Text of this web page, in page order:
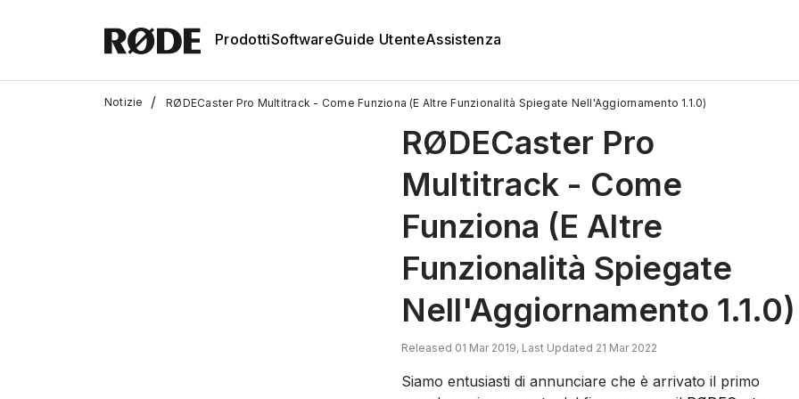
ProdottiSoftwareGuide UtenteAssistenza
Notizie / RØDECaster Pro Multitrack - Come Funziona (E Altre Funzionalità Spiegate Nell'Aggiornamento 1.1.0)
RØDECaster Pro
Multitrack - Come
Funziona (E Altre
Funzionalità Spiegate
Nell'Aggiornamento 1.1.0)
Released 01 Mar 2019, Last Updated 21 Mar 2022
Siamo entusiasti di annunciare che è arrivato il primo